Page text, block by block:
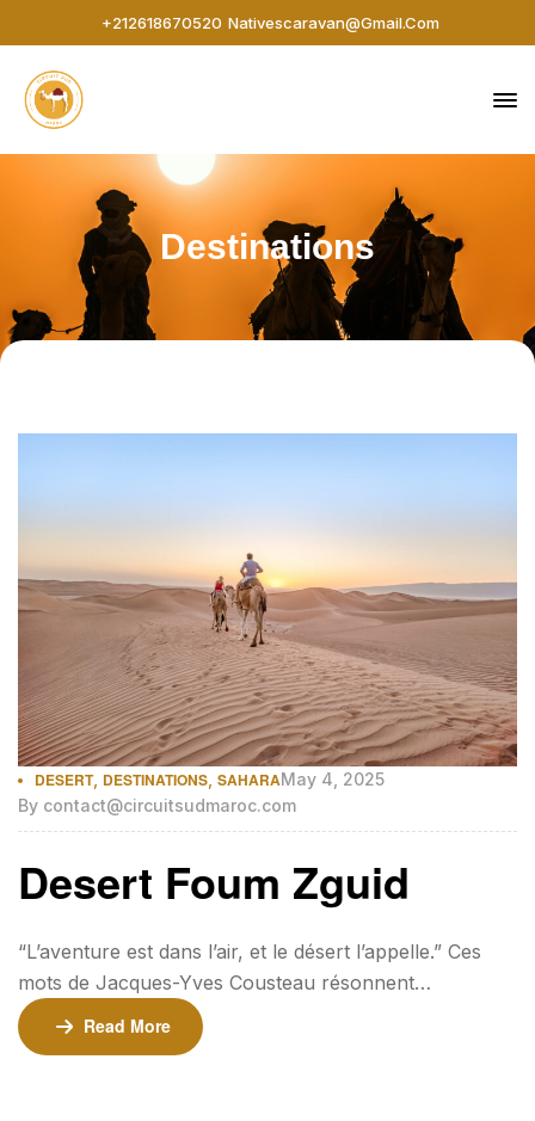
+212618670520 Nativescaravan@gmail.com
Destinations
DESERT, DESTINATIONS SAHARAMay 4, 2025
By contact@circuitsudmaroc.com
Desert Foum Zguid
“L’aventure est dans l’air, et le désert l’appelle.” Ces
mots de Jacques-Yves Cousteau résonnent
particulièrement lorsqu’on parle du désert de Foum
Zguid, une destination unique qui offre une expérience
Read More